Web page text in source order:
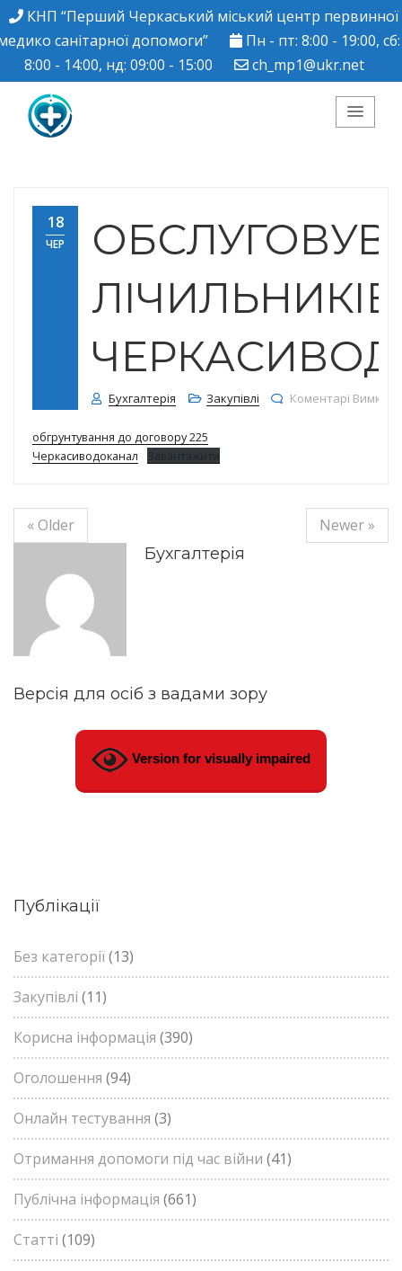
КНП “Перший Черкаський міський центр первинної
санітарної допомоги”
Пн - пт: 8:00 - 19:00, сб:
8:00 - 14:00, нд: 09:00 - 15:00
ch_mp1@ukr.net
Черкаський міський
центр ПМСД"
18
ЧЕР
ЛІЧИЛЬНИКІВ
Бухгалтерія Закупівлі Коментарі
обгрунтування до договору 225
Черкасиводоканал
Завантажити
« Older
Newer »
Бухгалтерія
Версія для осіб з вадами зору
Version for visually impaired
Публікації
Без категорії(13)
Закупівлі (11)
Корисна інформація (390)
Оголошення (94)
Онлайн тестування (3)
Отримання допомоги під час війни (41)
Публічна інформація (661)
Статті (109)